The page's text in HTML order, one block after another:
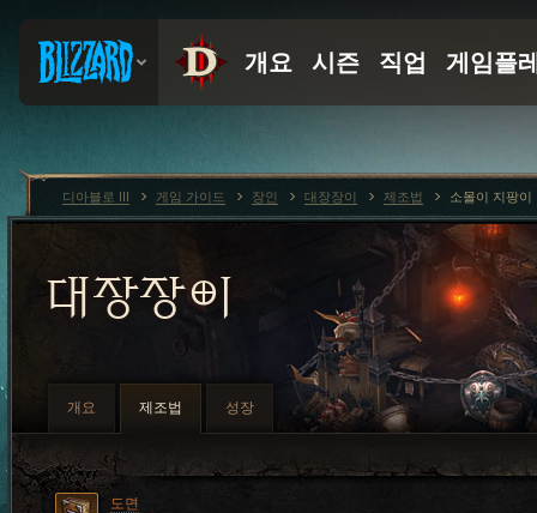
대장장이
개요 제조법 성장
도면
디아블로 III 게임 가이드 장인 대장장이 제조법 소몰이 지팡이